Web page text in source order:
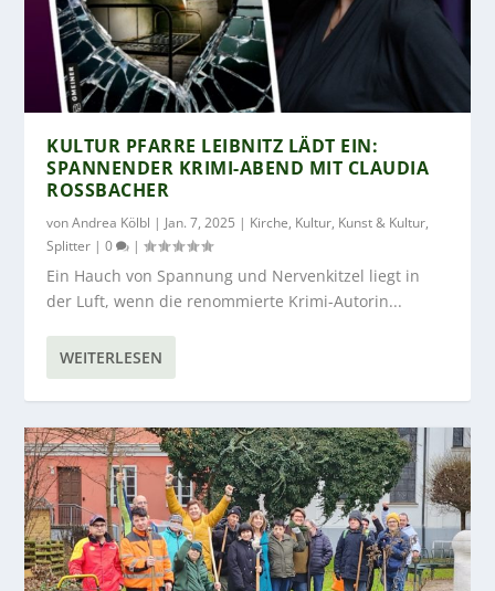
KULTUR PFARRE LEIBNITZ LÄDT EIN:
SPANNENDER KRIMI-ABEND MIT CLAUDIA
ROSSBACHER
vonAndrea Kölbl | Jan. 7, 2025 | Kirche, Kultur, Kunst & Kultur,
Splitter |0 |
Ein Hauch von Spannung und Nervenkitzel liegt in
der Luft, wenn die renommierte Krimi-Autorin...
WEITERLESEN